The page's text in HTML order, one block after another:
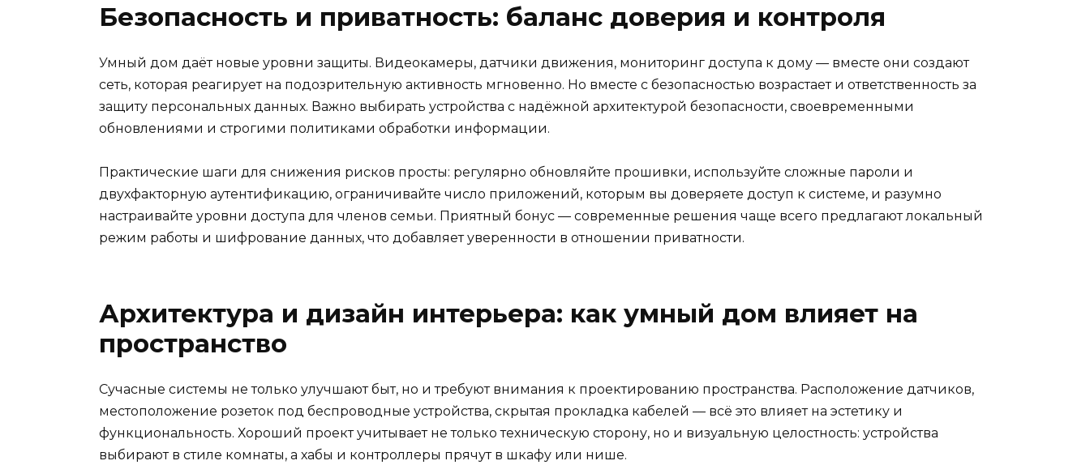
Безопасность и приватность: баланс доверия и контроля
Умный дом даёт новые уровни защиты. Видеокамеры, датчики движения, мониторинг доступа к дому — вместе они создают
сеть, которая реагирует на подозрительную активность мгновенно. Но вместе с безопасностью возрастает и ответственность за
защиту персональных данных. Важно выбирать устройства с надёжной архитектурой безопасности, своевременными
обновлениями и строгими политиками обработки информации.
Практические шаги для снижения рисков просты: регулярно обновляйте прошивки, используйте сложные пароли и
двухфакторную аутентификацию, ограничивайте число приложений, которым вы доверяете доступ к системе, и разумно
настраивайте уровни доступа для членов семьи. Приятный бонус — современные решения чаще всего предлагают локальный
режим работы и шифрование данных, что добавляет уверенности в отношении приватности.
Архитектура и дизайн интерьера: как умный дом влияет на
пространство
Сучасные системы не только улучшают быт, но и требуют внимания к проектированию пространства. Расположение датчиков,
местоположение розеток под беспроводные устройства, скрытая прокладка кабелей — всё это влияет на эстетику и
функциональность. Хороший проект учитывает не только техническую сторону, но и визуальную целостность: устройства
выбирают в стиле комнаты, а хабы и контроллеры прячут в шкафу или нише.